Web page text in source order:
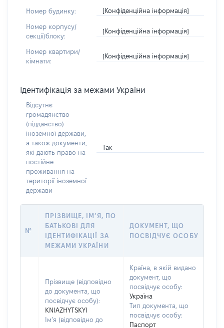
Номер будинку: [Конфіденційна інформація]
Номер корпусу/
секції/блоку:
[Конфіденційна інформація]
Номер квартири/
кімнати:
[Конфіденційна інформація]
Ідентифікація за межами України
Відсутнє
громадянство
(підданство)
іноземної держави,
а також документи,
які дають право на
постійне
проживання на
території іноземної
держави
Так
№
ПРІЗВИЩЕ, ІМ’Я, ПО
БАТЬКОВІ ДЛЯ
ІДЕНТИФІКАЦІЇ ЗА
МЕЖАМИ УКРАЇНИ
ДОКУМЕНТ, ЩО
ПОСВІДЧУЄ ОСОБУ
Прізвище (відповідно
до документа, що
посвідчує особу):
KNIAZHYTSKYI
Ім’я (відповідно до
Країна, в якій видано
документ, що
посвідчує особу:
Україна
Тип документа, що
посвідчує особу:
Паспорт